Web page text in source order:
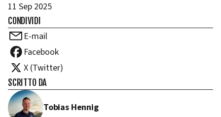
11 Sep 2025
CONDIVIDI
E-mail
Facebook
X (Twitter)
SCRITTO DA
Tobias Hennig